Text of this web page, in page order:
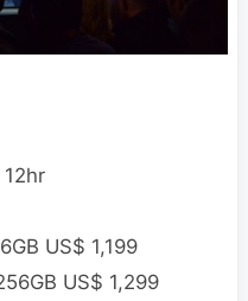
US$ 1,199
US$ 1,299